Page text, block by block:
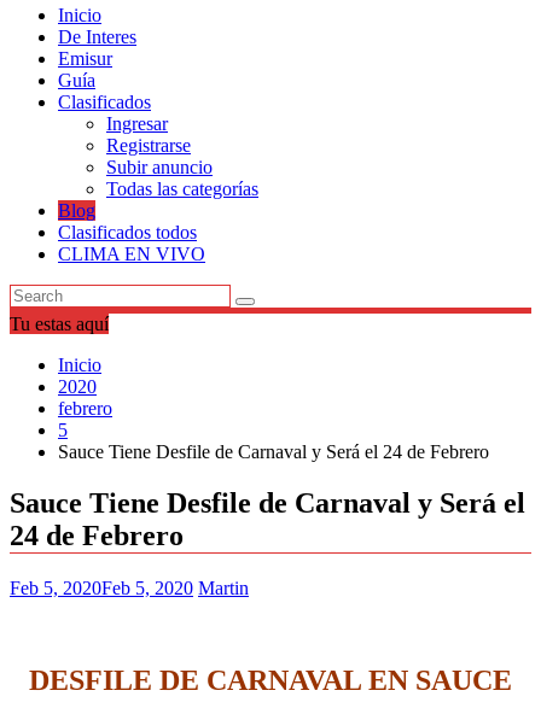
Inicio
De Interes
Emisur
Guía
Clasificados
Ingresar
Registrarse
Subir anuncio
Todas las categorías
Blog
Clasificados todos
CLIMA EN VIVO
Tu estas aquí
Inicio
2020
febrero
5
Sauce Tiene Desfile de Carnaval y Será el 24 de Febrero
Sauce Tiene Desfile de Carnaval y Será el
24 de Febrero
Feb 5, 2020Feb 5, 2020 Martin
DESFILE DE CARNAVAL EN SAUCE